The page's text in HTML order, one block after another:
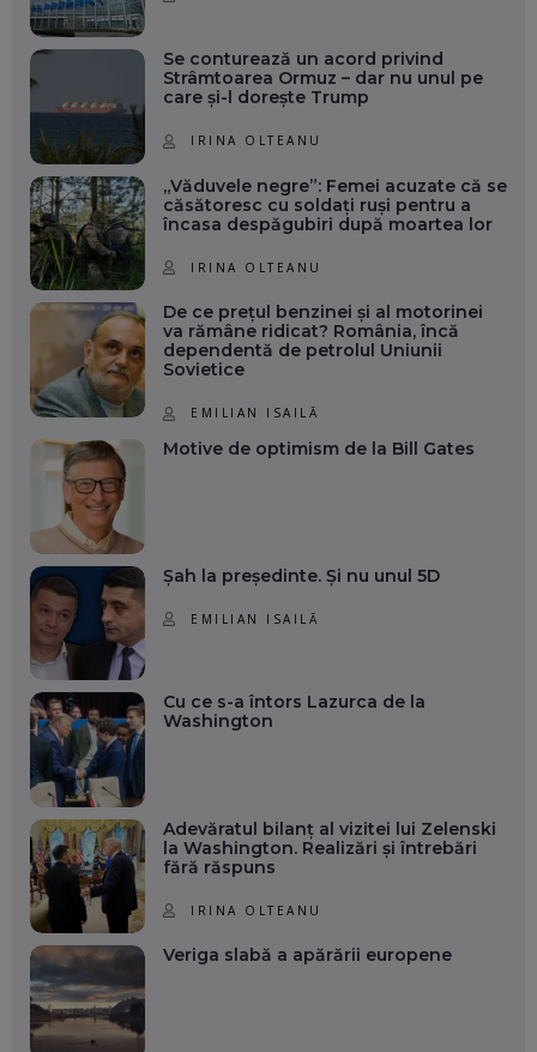
Se conturează un acord privind
Strâmtoarea Ormuz – dar nu unul pe
care și-l dorește Trump
IRINA OLTEANU
„Văduvele negre”: Femei acuzate că se
căsătoresc cu soldați ruși pentru a
încasa despăgubiri după moartea lor
IRINA OLTEANU
De ce prețul benzinei și al motorinei
va rămâne ridicat? România, încă
dependentă de petrolul Uniunii
Sovietice
EMILIAN ISAILĂ
Motive de optimism de la Bill Gates
Șah la președinte. Și nu unul 5D
EMILIAN ISAILĂ
Cu ce s-a întors Lazurca de la
Washington
Adevăratul bilanț al vizitei lui Zelenski
la Washington. Realizări și întrebări
fără răspuns
IRINA OLTEANU
Veriga slabă a apărării europene